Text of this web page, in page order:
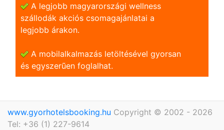
A legjobb magyarországi wellness
szállodák akciós csomagajánlatai a
legjobb árakon.
A mobilalkalmazás letöltésével gyorsan
és egyszerũen foglalhat.
www.gyorhotelsbooking.hu Copyright © 2002 - 2026
Tel: +36 (1) 227-9614